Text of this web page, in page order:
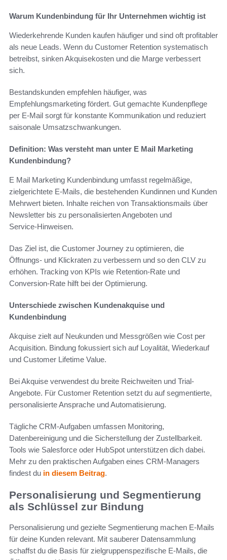
Warum Kundenbindung für Ihr Unternehmen wichtig ist
Wiederkehrende Kunden kaufen häufiger und sind oft profitabler
als neue Leads. Wenn du Customer Retention systematisch
betreibst, sinken Akquisekosten und die Marge verbessert
sich.
Bestandskunden empfehlen häufiger, was
Empfehlungsmarketing fördert. Gut gemachte Kundenpflege
per E-Mail sorgt für konstante Kommunikation und reduziert
saisonale Umsatzschwankungen.
Definition: Was versteht man unter E Mail Marketing
Kundenbindung?
E Mail Marketing Kundenbindung umfasst regelmäßige,
zielgerichtete E‑Mails, die bestehenden Kundinnen und Kunden
Mehrwert bieten. Inhalte reichen von Transaktionsmails über
Newsletter bis zu personalisierten Angeboten und
Service‑Hinweisen.
Das Ziel ist, die Customer Journey zu optimieren, die
Öffnungs- und Klickraten zu verbessern und so den CLV zu
erhöhen. Tracking von KPIs wie Retention-Rate und
Conversion-Rate hilft bei der Optimierung.
Unterschiede zwischen Kundenakquise und
Kundenbindung
Akquise zielt auf Neukunden und Messgrößen wie Cost per
Acquisition. Bindung fokussiert sich auf Loyalität, Wiederkauf
und Customer Lifetime Value.
Bei Akquise verwendest du breite Reichweiten und Trial-
Angebote. Für Customer Retention setzt du auf segmentierte,
personalisierte Ansprache und Automatisierung.
Tägliche CRM-Aufgaben umfassen Monitoring,
Datenbereinigung und die Sicherstellung der Zustellbarkeit.
Tools wie Salesforce oder HubSpot unterstützen dich dabei.
Mehr zu den praktischen Aufgaben eines CRM-Managers
findest du in diesem Beitrag.
Personalisierung und Segmentierung
als Schlüssel zur Bindung
Personalisierung und gezielte Segmentierung machen E-Mails
für deine Kunden relevant. Mit sauberer Datensammlung
schaffst du die Basis für zielgruppenspezifische E-Mails, die